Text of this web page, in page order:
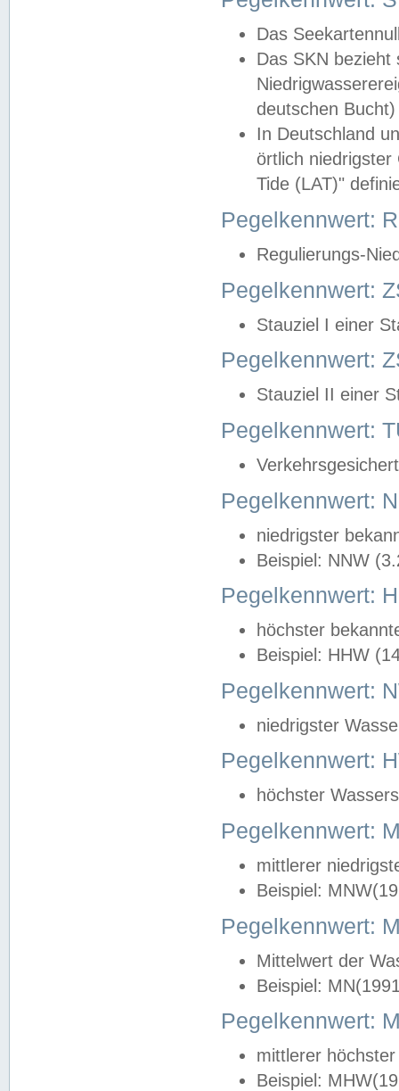
Das
Das SKN
deutschen
In Deutschland
örtlich
Tide (LAT)"
Pegelkennwert:
Regulierungs-
Pegelkennwert:
Stauziel I einer
Pegelkennwert:
Stauziel II einer
Pegelkennwert:
Pegelkennwert:
niedrigster
Beispiel: NNW
Pegelkennwert:
höchster
Beispiel: HHW
Pegelkennwert:
niedrigster
Pegelkennwert:
höchster
Pegelkennwert:
mittlerer
Beispiel:
Pegelkennwert:
Mittelwert der
Beispiel:
Pegelkennwert:
mittlerer
Beispiel: